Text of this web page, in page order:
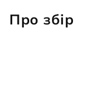
Про збір